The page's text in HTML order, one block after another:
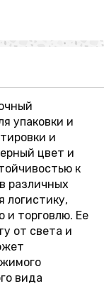
упаковки и
и
цвет и
к
различных
логистику,
и торговлю. Ее
от света и
вида